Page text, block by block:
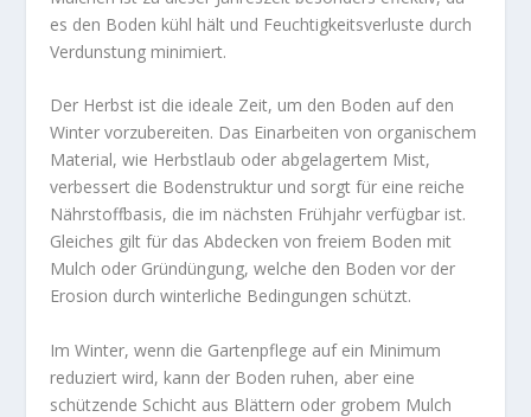
es den Boden kühl hält und Feuchtigkeitsverluste durch
Verdunstung minimiert.
Der Herbst ist die ideale Zeit, um den Boden auf den
Winter vorzubereiten. Das Einarbeiten von organischem
Material, wie Herbstlaub oder abgelagertem Mist,
verbessert die Bodenstruktur und sorgt für eine reiche
Nährstoffbasis, die im nächsten Frühjahr verfügbar ist.
Gleiches gilt für das Abdecken von freiem Boden mit
Mulch oder Gründüngung, welche den Boden vor der
Erosion durch winterliche Bedingungen schützt.
Im Winter, wenn die Gartenpflege auf ein Minimum
reduziert wird, kann der Boden ruhen, aber eine
schützende Schicht aus Blättern oder grobem Mulch